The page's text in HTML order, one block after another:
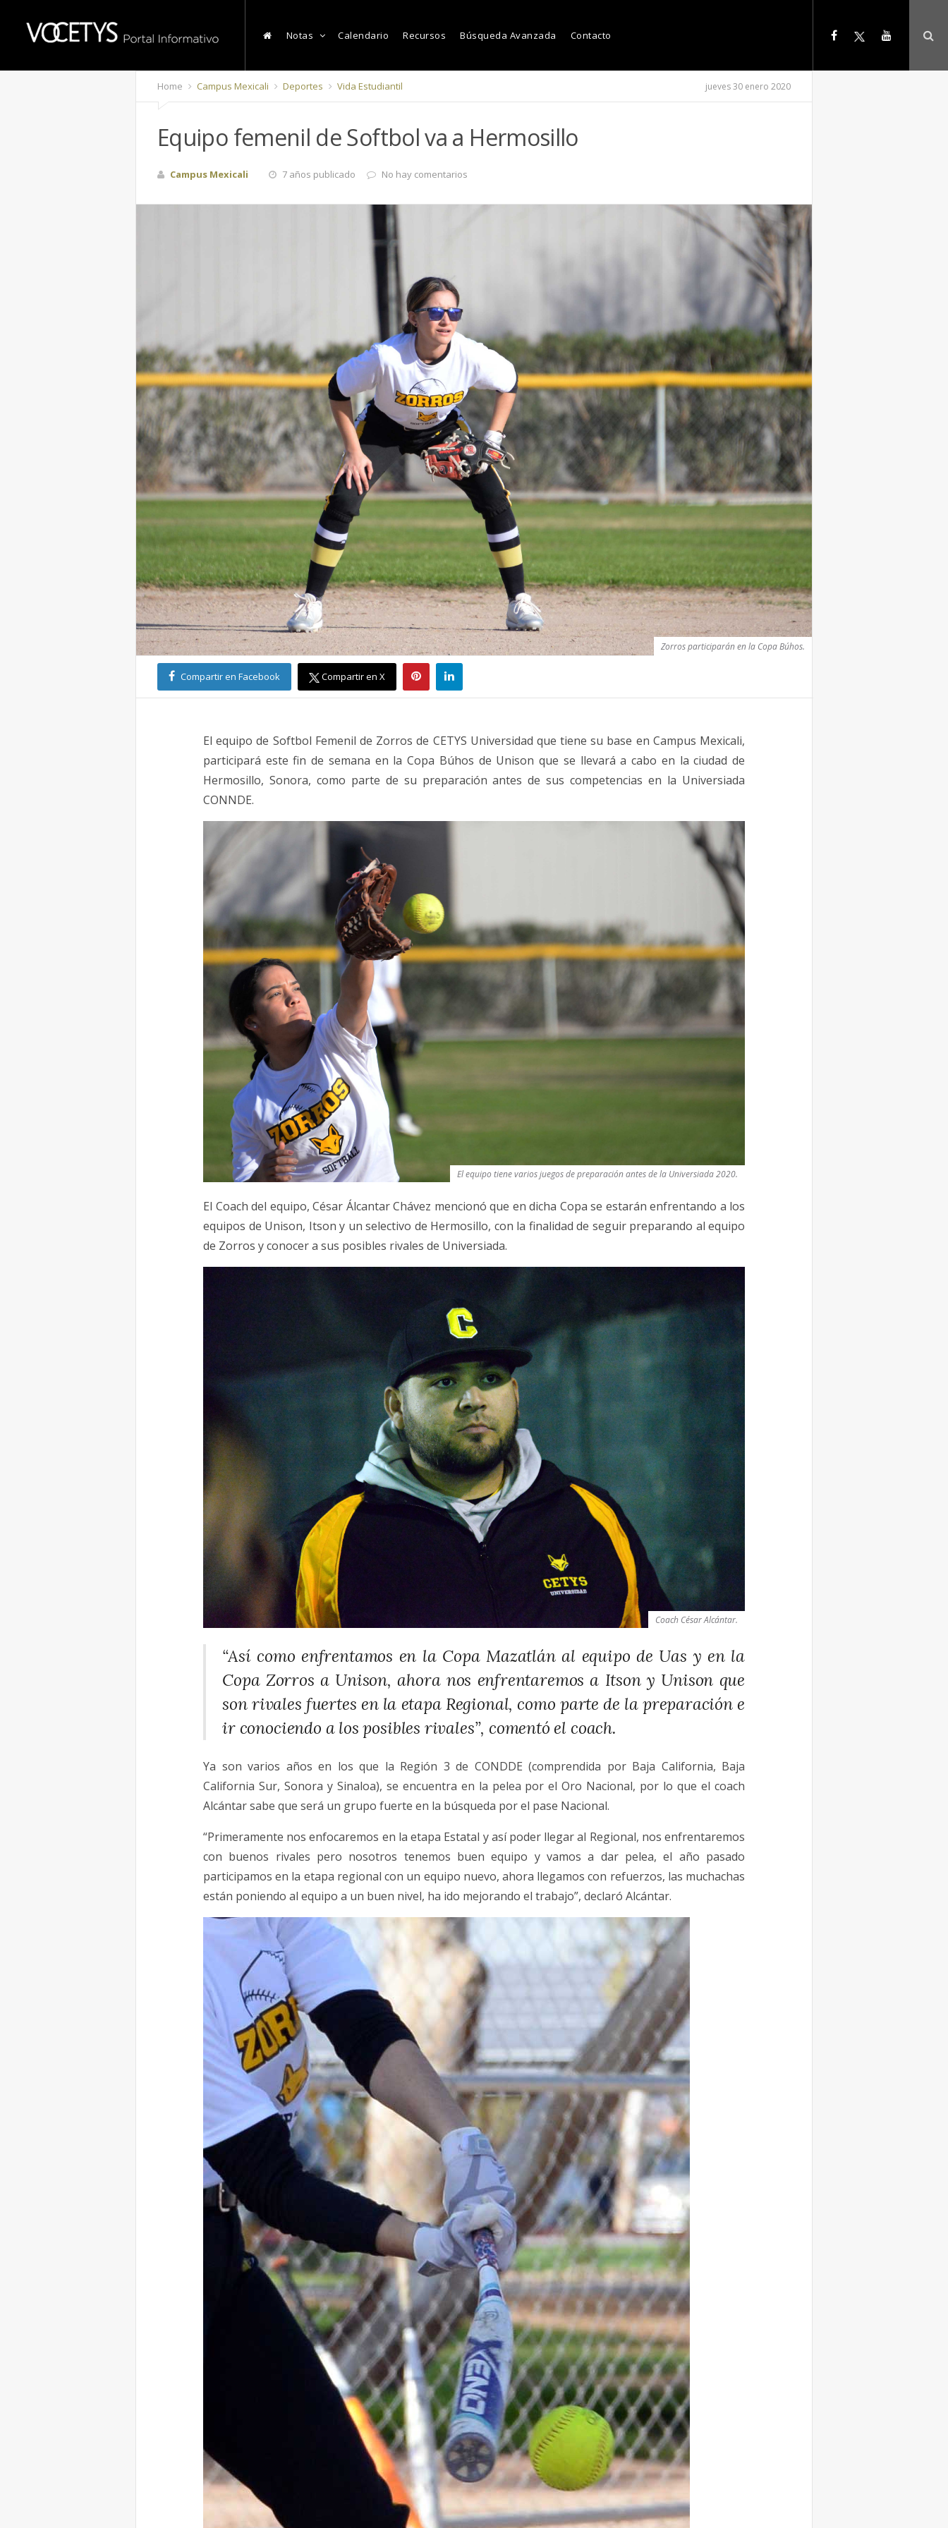
Notas Calendario Recursos Búsqueda Avanzada Contacto
Home Campus Mexicali Deportes Vida Estudiantil jueves 30 enero 2020
Equipo femenil de Softbol va a Hermosillo
Campus Mexicali 7 años publicado No hay comentarios
Zorros participarán en la Copa Búhos.
Compartir en Facebook Compartir en X
El equipo de Softbol Femenil de Zorros de CETYS Universidad que tiene su base en Campus Mexicali,
participará este fin de semana en la Copa Búhos de Unison que se llevará a cabo en la ciudad de
Hermosillo, Sonora, como parte de su preparación antes de sus competencias en la Universiada
CONNDE.
El equipo tiene varios juegos de preparación antes de la Universiada 2020.
El Coach del equipo, César Álcantar Chávez mencionó que en dicha Copa se estarán enfrentando a los
equipos de Unison, Itson y un selectivo de Hermosillo, con la finalidad de seguir preparando al equipo
de Zorros y conocer a sus posibles rivales de Universiada.
Coach César Alcántar.
“Así como enfrentamos en la Copa Mazatlán al equipo de Uas y en la
Copa Zorros a Unison, ahora nos enfrentaremos a Itson y Unison que
son rivales fuertes en la etapa Regional, como parte de la preparación e
ir conociendo a los posibles rivales”, comentó el coach.
Ya son varios años en los que la Región 3 de CONDDE (comprendida por Baja California, Baja
California Sur, Sonora y Sinaloa), se encuentra en la pelea por el Oro Nacional, por lo que el coach
Alcántar sabe que será un grupo fuerte en la búsqueda por el pase Nacional.
“Primeramente nos enfocaremos en la etapa Estatal y así poder llegar al Regional, nos enfrentaremos
con buenos rivales pero nosotros tenemos buen equipo y vamos a dar pelea, el año pasado
participamos en la etapa regional con un equipo nuevo, ahora llegamos con refuerzos, las muchachas
están poniendo al equipo a un buen nivel, ha ido mejorando el trabajo”, declaró Alcántar.